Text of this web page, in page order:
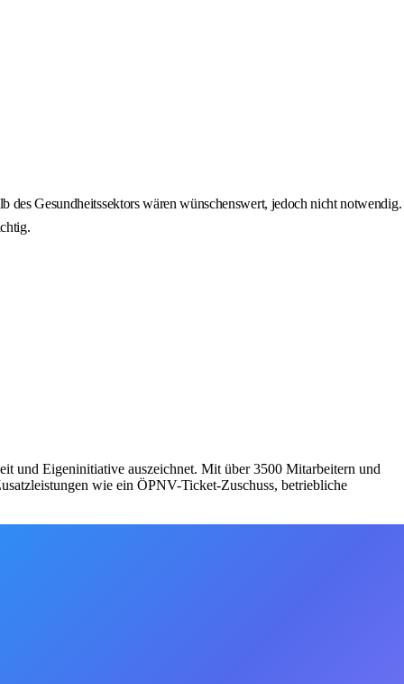
des Gesundheitssektors wären wünschenswert, jedoch nicht notwendig.
und Eigeninitiative auszeichnet. Mit über 3500 Mitarbeitern und
wie ein ÖPNV-Ticket-Zuschuss, betriebliche